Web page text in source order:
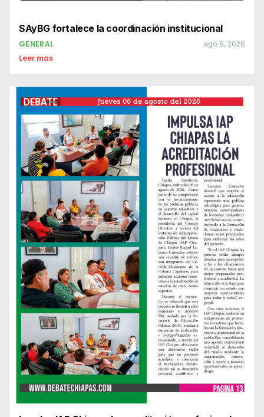
SAyBG fortalece la coordinación institucional
GENERAL ago 6, 2026
Leer mas